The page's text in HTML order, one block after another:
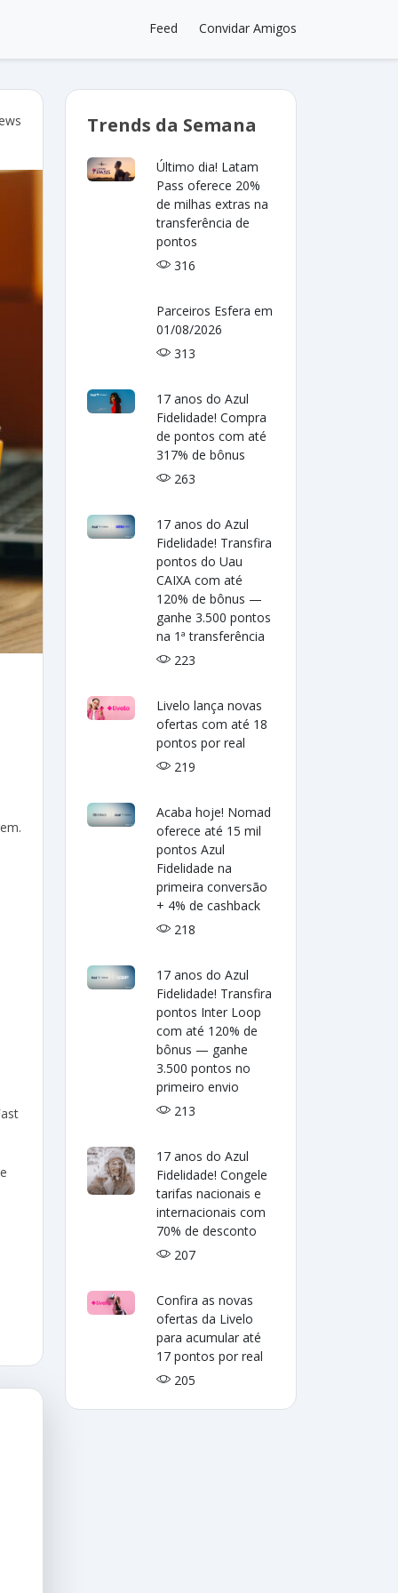
Feed Convidar Amigos
Trends da Semana
Último dia! Latam
Pass oferece 20%
de milhas extras na
transferência de
pontos
316
Parceiros Esfera em
01/08/2026
313
17 anos do Azul
Fidelidade! Compra
de pontos com até
317% de bônus
263
17 anos do Azul
Fidelidade! Transfira
pontos do Uau
CAIXA com até
120% de bônus —
ganhe 3.500 pontos
na 1ª transferência
223
Livelo lança novas
ofertas com até 18
pontos por real
219
Acaba hoje! Nomad
oferece até 15 mil
pontos Azul
Fidelidade na
primeira conversão
+ 4% de cashback
218
17 anos do Azul
Fidelidade! Transfira
pontos Inter Loop
com até 120% de
bônus — ganhe
3.500 pontos no
primeiro envio
213
17 anos do Azul
Fidelidade! Congele
tarifas nacionais e
internacionais com
70% de desconto
207
Confira as novas
ofertas da Livelo
para acumular até
17 pontos por real
205